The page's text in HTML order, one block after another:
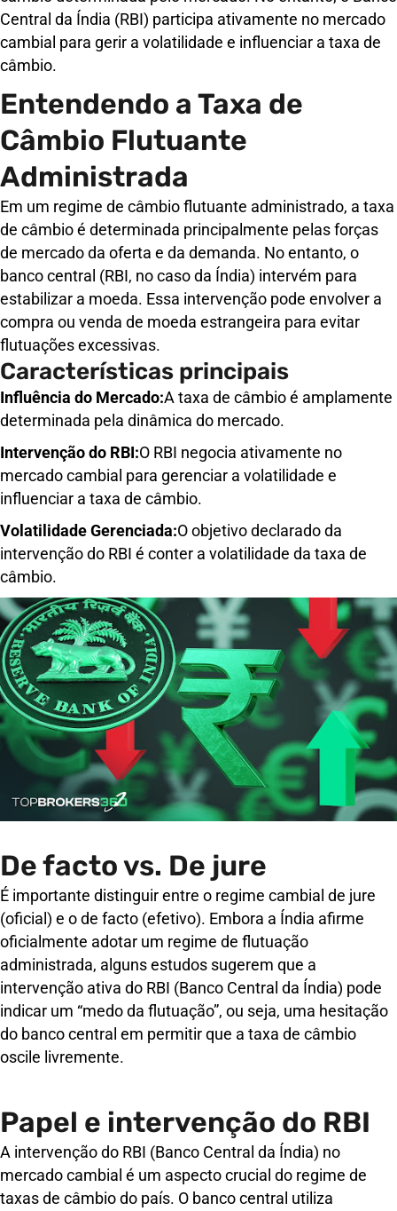
Central da Índia (RBI) participa ativamente no mercado
cambial para gerir a volatilidade e influenciar a taxa de
câmbio.
Entendendo a Taxa de
Câmbio Flutuante
Administrada
Em um regime de câmbio flutuante administrado, a taxa
de câmbio é determinada principalmente pelas forças
de mercado da oferta e da demanda. No entanto, o
banco central (RBI, no caso da Índia) intervém para
estabilizar a moeda. Essa intervenção pode envolver a
compra ou venda de moeda estrangeira para evitar
flutuações excessivas.
Características principais
Influência do Mercado:A taxa de câmbio é amplamente
determinada pela dinâmica do mercado.
Intervenção do RBI:O RBI negocia ativamente no
mercado cambial para gerenciar a volatilidade e
influenciar a taxa de câmbio.
Volatilidade Gerenciada:O objetivo declarado da
intervenção do RBI é conter a volatilidade da taxa de
câmbio.
De facto vs. De jure
É importante distinguir entre o regime cambial de jure
(oficial) e o de facto (efetivo). Embora a Índia afirme
oficialmente adotar um regime de flutuação
administrada, alguns estudos sugerem que a
intervenção ativa do RBI (Banco Central da Índia) pode
indicar um “medo da flutuação”, ou seja, uma hesitação
do banco central em permitir que a taxa de câmbio
oscile livremente.
Papel e intervenção do RBI
A intervenção do RBI (Banco Central da Índia) no
mercado cambial é um aspecto crucial do regime de
taxas de câmbio do país. O banco central utiliza